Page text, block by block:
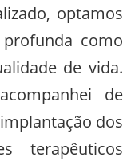
optamos
como
de vida.
de
dos
terapêuticos